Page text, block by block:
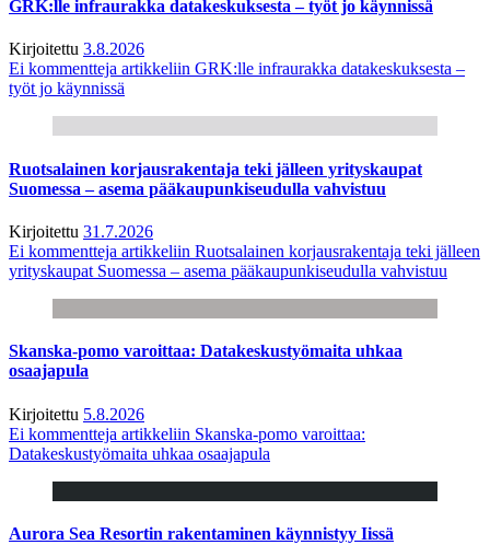
GRK:lle infraurakka datakeskuksesta – työt jo käynnissä
Kirjoitettu 3.8.2026
Ei kommentteja artikkeliin GRK:lle infraurakka datakeskuksesta –
työt jo käynnissä
Ruotsalainen korjausrakentaja teki jälleen yrityskaupat
Suomessa – asema pääkaupunkiseudulla vahvistuu
Kirjoitettu 31.7.2026
Ei kommentteja artikkeliin Ruotsalainen korjausrakentaja teki jälleen
yrityskaupat Suomessa – asema pääkaupunkiseudulla vahvistuu
Skanska-pomo varoittaa: Datakeskustyömaita uhkaa
osaajapula
Kirjoitettu 5.8.2026
Ei kommentteja artikkeliin Skanska-pomo varoittaa:
Datakeskustyömaita uhkaa osaajapula
Aurora Sea Resortin rakentaminen käynnistyy Iissä